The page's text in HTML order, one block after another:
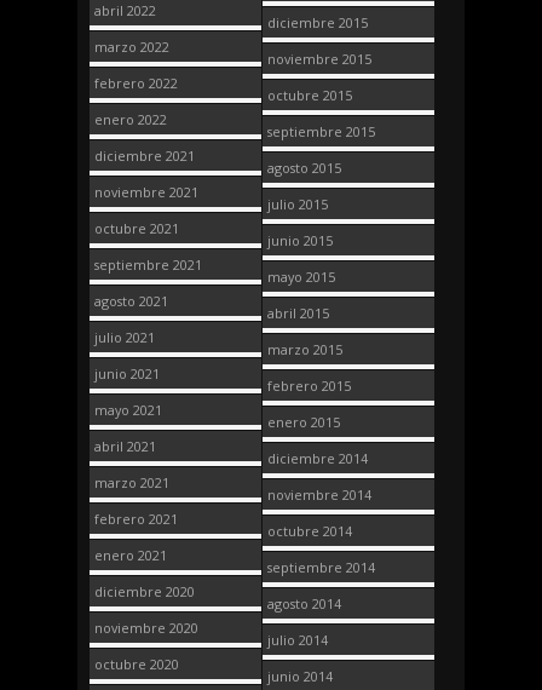
abril 2022
marzo 2022
febrero 2022
enero 2022
diciembre 2021
noviembre 2021
octubre 2021
septiembre 2021
agosto 2021
julio 2021
junio 2021
mayo 2021
abril 2021
marzo 2021
febrero 2021
enero 2021
diciembre 2020
noviembre 2020
octubre 2020
diciembre 2015
noviembre 2015
octubre 2015
septiembre 2015
agosto 2015
julio 2015
junio 2015
mayo 2015
abril 2015
marzo 2015
febrero 2015
enero 2015
diciembre 2014
noviembre 2014
octubre 2014
septiembre 2014
agosto 2014
julio 2014
junio 2014